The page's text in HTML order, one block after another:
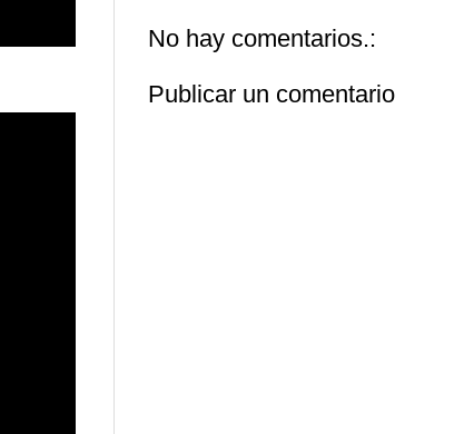
No hay comentarios.:
Publicar un comentario